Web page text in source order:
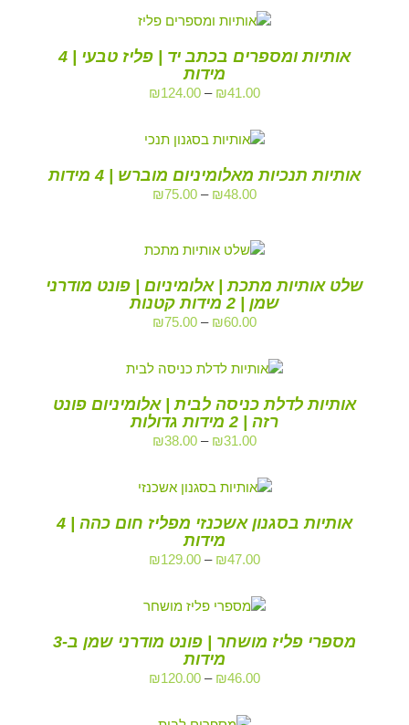
אותיות ומספרים בכתב יד | פליז טבעי | 4
מידות
₪41.00
–
₪124.00
אותיות תנכיות מאלומיניום מוברש | 4 מידות
₪48.00
–
₪75.00
שלט אותיות מתכת | אלומיניום | פונט מודרני
שמן | 2 מידות קטנות
₪60.00
–
₪75.00
אותיות לדלת כניסה לבית | אלומיניום פונט
רזה | 2 מידות גדולות
₪31.00
–
₪38.00
אותיות בסגנון אשכנזי מפליז חום כהה | 4
מידות
₪47.00
–
₪129.00
מספרי פליז מושחר | פונט מודרני שמן ב-3
מידות
₪46.00
–
₪120.00